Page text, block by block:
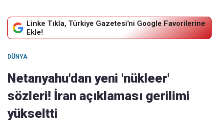
Linke Tıkla, Türkiye Gazetesi'ni Google Favorilerine
Ekle!
DÜNYA
Netanyahu'dan yeni 'nükleer'
sözleri! İran açıklaması gerilimi
yükseltti